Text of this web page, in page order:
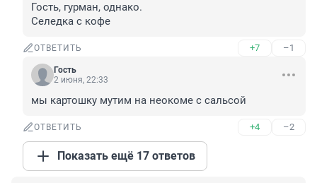
Гость, гурман, однако.
Селедка с кофе
ОТВЕТИТЬ +7 –1
Гость
2 июня, 22:33
мы картошку мутим на неокоме с сальсой
ОТВЕТИТЬ +4 –2
Показать ещё 17 ответов